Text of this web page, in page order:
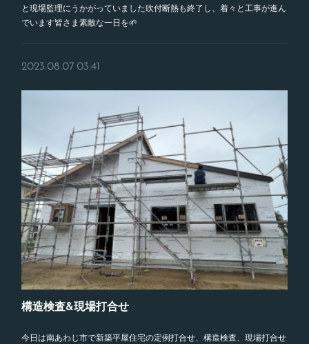
と現場監理にうかがっていました吹付断熱も終了し、着々と工事が進ん
でいます皆さま素敵な一日を🌱
2023.08.07 03:41
構造検査&現場打合せ
今日は南あわじ市で新築平屋住宅の定例打合せ、構造検査、現場打合せ